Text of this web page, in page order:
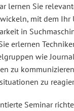
lernen Sie
mit dem Ihr
in
erlernen
wie
zu
zu
Seminar